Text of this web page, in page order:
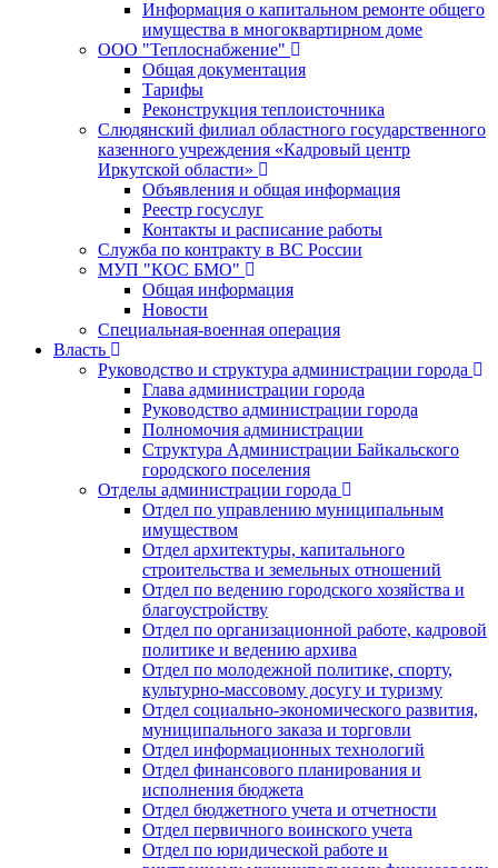
Информация о капитальном ремонте общего
имущества в многоквартирном доме
ООО "Теплоснабжение"
Общая документация
Тарифы
Реконструкция теплоисточника
Слюдянский филиал областного государственного
казенного учреждения «Кадровый центр
Иркутской области»
Объявления и общая информация
Реестр госуслуг
Контакты и расписание работы
Служба по контракту в ВС России
МУП "КОС БМО"
Общая информация
Новости
Специальная-военная операция
Власть
Руководство и структура администрации города
Глава администрации города
Руководство администрации города
Полномочия администрации
Структура Администрации Байкальского
городского поселения
Отделы администрации города
Отдел по управлению муниципальным
имуществом
Отдел архитектуры, капитального
строительства и земельных отношений
Отдел по ведению городского хозяйства и
благоустройству
Отдел по организационной работе, кадровой
политике и ведению архива
Отдел по молодежной политике, спорту,
культурно-массовому досугу и туризму
Отдел социально-экономического развития,
муниципального заказа и торговли
Отдел информационных технологий
Отдел финансового планирования и
исполнения бюджета
Отдел бюджетного учета и отчетности
Отдел первичного воинского учета
Отдел по юридической работе и